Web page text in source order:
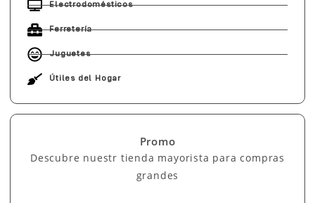
Electrodomésticos
Ferretería
Juguetes
Útiles del Hogar
Promo
Descubre nuestr tienda mayorista para compras
grandes